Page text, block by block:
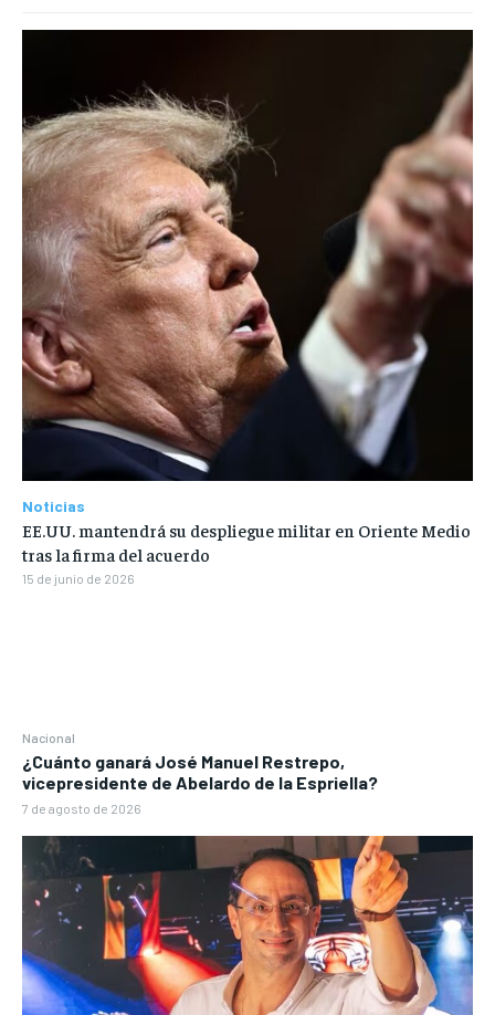
Nacional
¿Cuánto ganará José Manuel Restrepo,
vicepresidente de Abelardo de la Espriella?
7 de agosto de 2026
Noticias
EE.UU. mantendrá su despliegue militar en Oriente Medio
tras la firma del acuerdo
15 de junio de 2026